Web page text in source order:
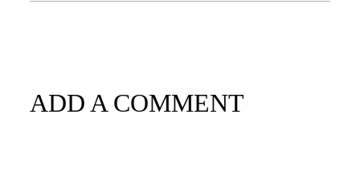
ADD A COMMENT